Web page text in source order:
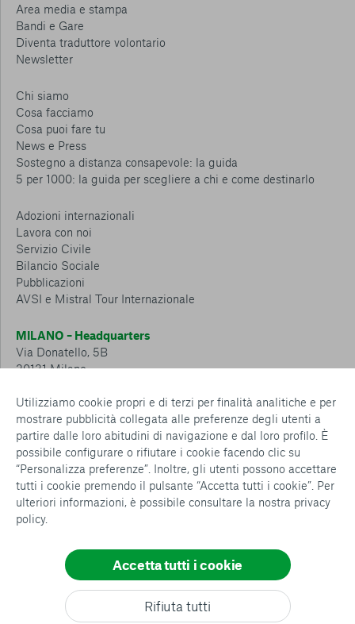
Utilizziamo cookie propri e di terzi per finalità analitiche e per
mostrare pubblicità collegata alle preferenze degli utenti a
partire dalle loro abitudini di navigazione e dal loro profilo. È
possibile configurare o rifiutare i cookie facendo clic su
“Personalizza preferenze”. Inoltre, gli utenti possono accettare
tutti i cookie premendo il pulsante “Accetta tutti i cookie”. Per
ulteriori informazioni, è possibile consultare la nostra privacy
policy.
Rifiuta tutti
Accetta tutti i cookie
Consenti tutti
Area media e stampa
Bandi e Gare
Diventa traduttore volontario
Newsletter
Chi siamo
Cosa facciamo
Cosa puoi fare tu
News e Press
Sostegno a distanza consapevole: la guida
5 per 1000: la guida per scegliere a chi e come destinarlo
Adozioni internazionali
Lavora con noi
Servizio Civile
Bilancio Sociale
Pubblicazioni
AVSI e Mistral Tour Internazionale
MILANO – Headquarters
Via Donatello, 5B
20131 Milano
CESENA – Sostegno a distanza
Via Padre Vicinio da Sarsina, 216
47521 Cesena
Tel.: 0547 360 811
Detrazioni e deduzioni fiscali sulle donazioni: cosa sapere e
come usufruirne
Whistleblowing Policy
Privacy policy
Cookie policy
Configurazione Cookies